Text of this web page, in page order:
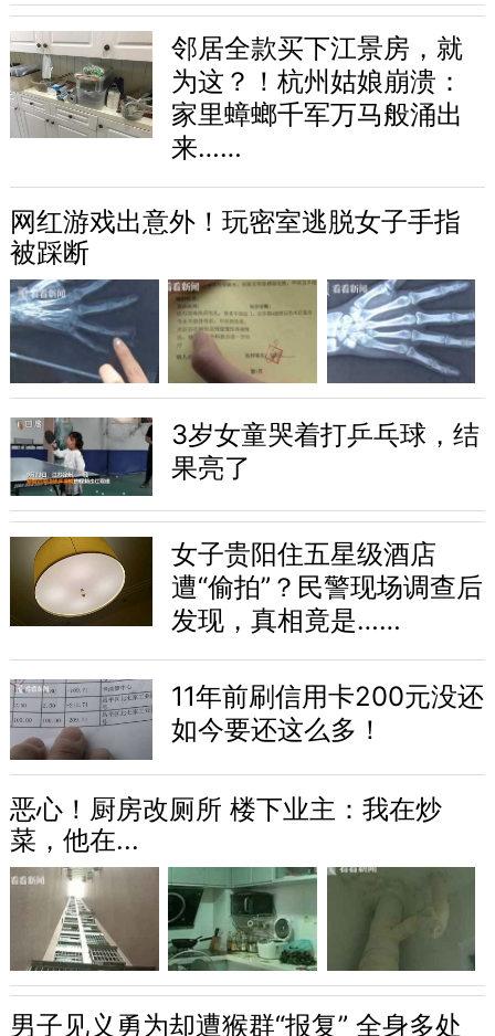
邻居全款买下江景房，就
为这？！杭州姑娘崩溃：
家里蟑螂千军万马般涌出
来……
网红游戏出意外！玩密室逃脱女子手指
被踩断
3岁女童哭着打乒乓球，结
果亮了
女子贵阳住五星级酒店
遭“偷拍”？民警现场调查后
发现，真相竟是……
11年前刷信用卡200元没还
如今要还这么多！
恶心！厨房改厕所 楼下业主：我在炒
菜，他在...
男子见义勇为却遭猴群“报复” 全身多处